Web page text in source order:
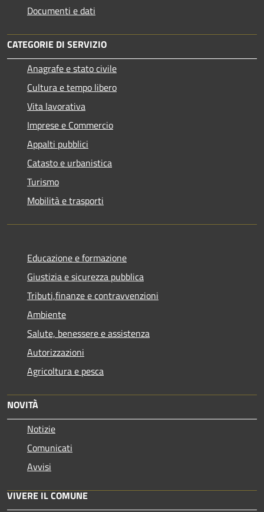
Documenti e dati
CATEGORIE DI SERVIZIO
Anagrafe e stato civile
Cultura e tempo libero
Vita lavorativa
Imprese e Commercio
Appalti pubblici
Catasto e urbanistica
Turismo
Mobilità e trasporti
Educazione e formazione
Giustizia e sicurezza pubblica
Tributi,finanze e contravvenzioni
Ambiente
Salute, benessere e assistenza
Autorizzazioni
Agricoltura e pesca
NOVITÀ
Notizie
Comunicati
Avvisi
VIVERE IL COMUNE